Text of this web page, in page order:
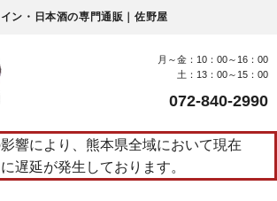
ン・日本酒の専門通販｜佐野屋
月～金：10：00～16：00
土：13：00～15：00
072-840-2990
響により、熊本県全域において現在
遅延が発生しております。